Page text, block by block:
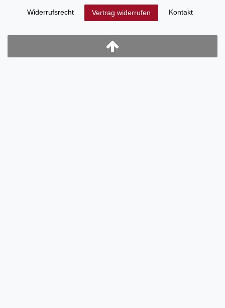
Widerrufs­recht Vertrag widerrufen Kontakt